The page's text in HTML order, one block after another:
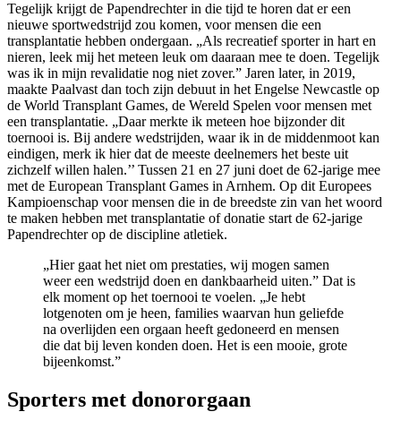
Tegelijk krijgt de Papendrechter in die tijd te horen dat er een
nieuwe sportwedstrijd zou komen, voor mensen die een
transplantatie hebben ondergaan. „Als recreatief sporter in hart en
nieren, leek mij het meteen leuk om daaraan mee te doen. Tegelijk
was ik in mijn revalidatie nog niet zover.” Jaren later, in 2019,
maakte Paalvast dan toch zijn debuut in het Engelse Newcastle op
de World Transplant Games, de Wereld Spelen voor mensen met
een transplantatie. „Daar merkte ik meteen hoe bijzonder dit
toernooi is. Bij andere wedstrijden, waar ik in de middenmoot kan
eindigen, merk ik hier dat de meeste deelnemers het beste uit
zichzelf willen halen.’’ Tussen 21 en 27 juni doet de 62-jarige mee
met de European Transplant Games in Arnhem. Op dit Europees
Kampioenschap voor mensen die in de breedste zin van het woord
te maken hebben met transplantatie of donatie start de 62-jarige
Papendrechter op de discipline atletiek.
„Hier gaat het niet om prestaties, wij mogen samen
weer een wedstrijd doen en dankbaarheid uiten.” Dat is
elk moment op het toernooi te voelen. „Je hebt
lotgenoten om je heen, families waarvan hun geliefde
na overlijden een orgaan heeft gedoneerd en mensen
die dat bij leven konden doen. Het is een mooie, grote
bijeenkomst.”
Sporters met donororgaan